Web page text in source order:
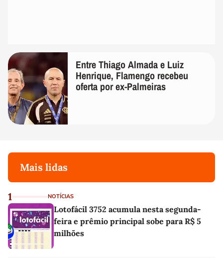
Entre Thiago Almada e Luiz
Henrique, Flamengo recebeu
oferta por ex-Palmeiras
Mais lidas
1 NOTÍCIAS
Lotofácil 3752 acumula nesta segunda-
feira e prêmio principal sobe para R$ 5
milhões